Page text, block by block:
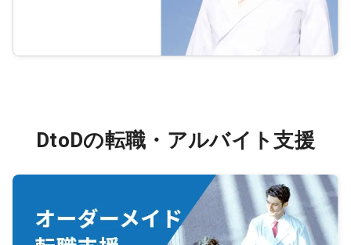
DtoDの転職・アルバイト支援